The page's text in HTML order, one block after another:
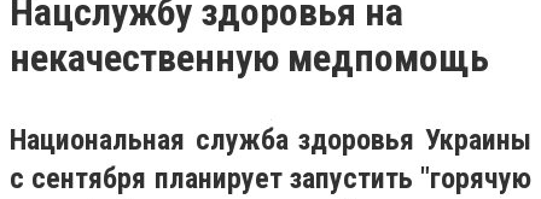
Нацслужбу здоровья на
некачественную медпомощь
Национальная служба здоровья Украины
с сентября планирует запустить "горячую